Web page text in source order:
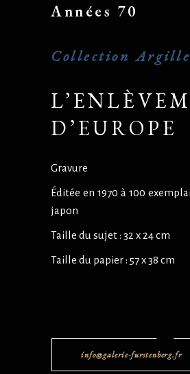
Années 70
Collection
D’EUROPE
Gravure
Éditée en 1970 à 100
japon
Taille du sujet : 32 x 24 cm
Taille du papier : 57 x 38 cm
info@galerie-furstenberg.fr